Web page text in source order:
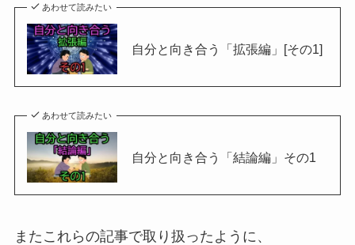
あわせて読みたい
自分と向き合う「拡張編」[その1]
あわせて読みたい
自分と向き合う「結論編」その1
またこれらの記事で取り扱ったように、